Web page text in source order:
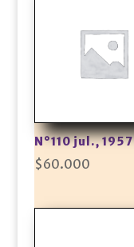
N°110 jul., 1957
$60.000